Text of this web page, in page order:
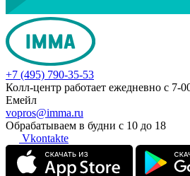
+7 (495) 790-35-53
Колл-центр работает ежедневно с 7-
Емейл
vopros@imma.ru
Обрабатываем в будни с 10 до 18
Vkontakte